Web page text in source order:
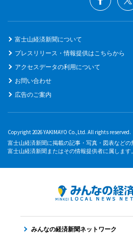
富士山経済新聞について
プレスリリース・情報提供はこちらから
アクセスデータの利用について
お問い合わせ
広告のご案内
Copyright 2026 YAKIMAYO Co.,Ltd. All rights reserved.
富士山経済新聞に掲載の記事・写真・図表など
富士山経済新聞またはその情報提供者に属します。
みんなの経済新聞ネットワーク